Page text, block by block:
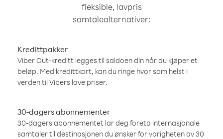
fleksible, lavpris
samtalealternativer:
Kredittpakker
Viber Out-kreditt legges til saldoen din når du kjøper et
beløp. Med kredittkort, kan du ringe hvor som helst i
verden til Vibers lave priser.
30-dagers abonnementer
30-dagers abonnementet lar deg foreta internasjonale
samtaler til destinasjonen du ønsker for varigheten av 30